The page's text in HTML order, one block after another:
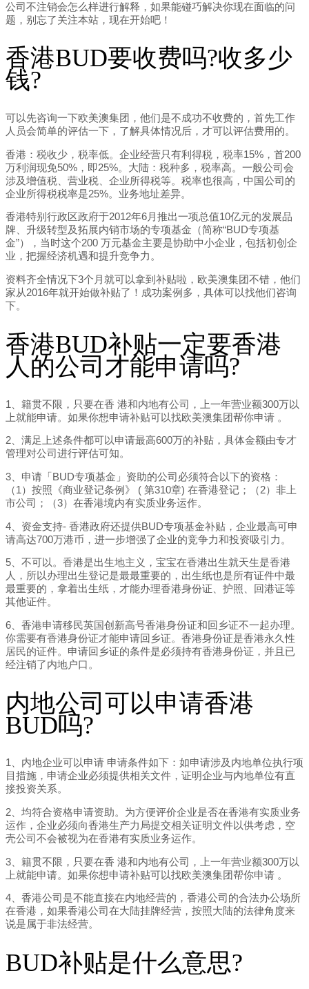
公司不注销会怎么样进行解释，如果能碰巧解决你现在面临的问
题，别忘了关注本站，现在开始吧！
香港BUD要收费吗?收多少
钱?
可以先咨询一下欧美澳集团，他们是不成功不收费的，首先工作
人员会简单的评估一下，了解具体情况后，才可以评估费用的。
香港：税收少，税率低。企业经营只有利得税，税率15%，首200
万利润现免50%，即25%。大陆：税种多，税率高。一般公司会
涉及增值税、营业税、企业所得税等。税率也很高，中国公司的
企业所得税税率是25%。业务地址差异。
香港特别行政区政府于2012年6月推出一项总值10亿元的发展品
牌、升级转型及拓展内销市场的专项基金（简称“BUD专项基
金”），当时这个200 万元基金主要是协助中小企业，包括初创企
业，把握经济机遇和提升竞争力。
资料齐全情况下3个月就可以拿到补贴啦，欧美澳集团不错，他们
家从2016年就开始做补贴了！成功案例多，具体可以找他们咨询
下。
香港BUD补贴一定要香港
人的公司才能申请吗?
1、籍贯不限，只要在香 港和内地有公司，上一年营业额300万以
上就能申请。如果你想申请补贴可以找欧美澳集团帮你申请 。
2、满足上述条件都可以申请最高600万的补贴，具体金额由专才
管理对公司进行评估可知。
3、申请「BUD专项基金」资助的公司必须符合以下的资格：
（1）按照《商业登记条例》 ( 第310章) 在香港登记；（2）非上
市公司；（3）在香港境内有实质业务运作。
4、资金支持- 香港政府还提供BUD专项基金补贴，企业最高可申
请高达700万港币，进一步增强了企业的竞争力和投资吸引力。
5、不可以。香港是出生地主义，宝宝在香港出生就天生是香港
人，所以办理出生登记是最最重要的，出生纸也是所有证件中最
最重要的，拿着出生纸，才能办理香港身份证、护照、回港证等
其他证件。
6、香港申请移民英国创新高号香港身份证和回乡证不一起办理。
你需要有香港身份证才能申请回乡证。香港身份证是香港永久性
居民的证件。申请回乡证的条件是必须持有香港身份证，并且已
经注销了内地户口。
内地公司可以申请香港
BUD吗?
1、内地企业可以申请 申请条件如下：如申请涉及内地单位执行项
目措施，申请企业必须提供相关文件，证明企业与内地单位有直
接投资关系。
2、均符合资格申请资助。为方便评价企业是否在香港有实质业务
运作，企业必须向香港生产力局提交相关证明文件以供考虑，空
壳公司不会被视为在香港有实质业务运作。
3、籍贯不限，只要在香 港和内地有公司，上一年营业额300万以
上就能申请。如果你想申请补贴可以找欧美澳集团帮你申请 。
4、香港公司是不能直接在内地经营的，香港公司的合法办公场所
在香港，如果香港公司在大陆挂牌经营，按照大陆的法律角度来
说是属于非法经营。
BUD补贴是什么意思?